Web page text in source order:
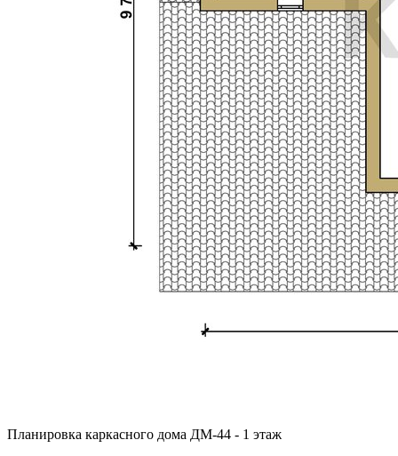
Планировка каркасного дома ДМ-44 - 1 этаж